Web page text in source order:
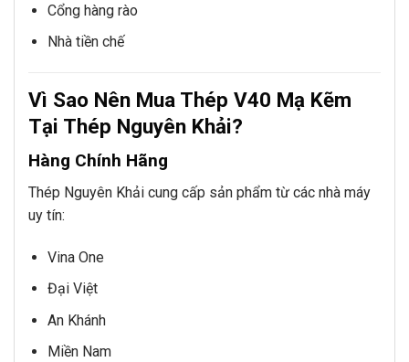
Cổng hàng rào
Nhà tiền chế
Vì Sao Nên Mua Thép V40 Mạ Kẽm
Tại Thép Nguyên Khải?
Hàng Chính Hãng
Thép Nguyên Khải cung cấp sản phẩm từ các nhà máy
uy tín:
Vina One
Đại Việt
An Khánh
Miền Nam